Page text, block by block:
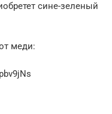
сине-зеленый
меди: